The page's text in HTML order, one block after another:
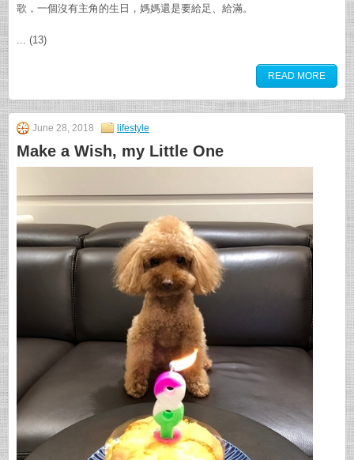
歌，一個沒有主角的生日，媽媽還是要給足、給滿。
... (13)
READ MORE
June 28, 2018 lifestyle
Make a Wish, my Little One